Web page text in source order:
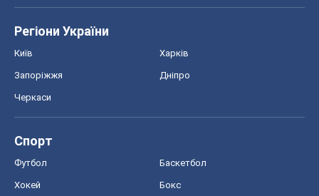
Регіони України
Київ Харків
Запоріжжя Дніпро
Черкаси
Спорт
Футбол Баскетбол
Хокей Бокс